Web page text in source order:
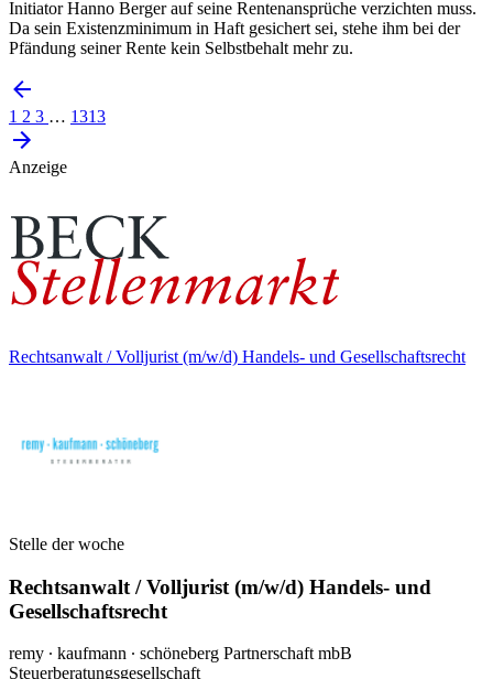
Initiator Hanno Berger auf seine Rentenansprüche verzichten muss.
Da sein Existenzminimum in Haft gesichert sei, stehe ihm bei der
Pfändung seiner Rente kein Selbstbehalt mehr zu.
1 2 3 … 1313
Anzeige
Rechtsanwalt / Volljurist (m/w/d) Handels- und Gesellschaftsrecht
Stelle der woche
Rechtsanwalt / Volljurist (m/w/d) Handels- und
Gesellschaftsrecht
remy ∙ kaufmann ∙ schöneberg Partnerschaft mbB
Steuerberatungsgesellschaft